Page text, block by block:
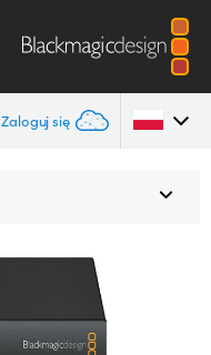
Zaloguj się